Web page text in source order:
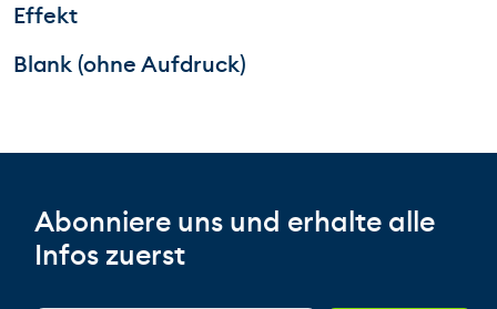
Effekt
Blank (ohne Aufdruck)
Abonniere uns und erhalte alle
Infos zuerst